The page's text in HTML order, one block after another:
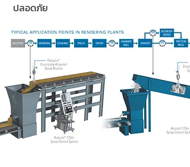
ปลอดภัย